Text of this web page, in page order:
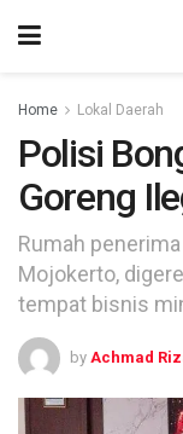
Home Lokal Daerah
Polisi
Goreng
Rumah
Mojokerto,
tempat bisnis
by Achmad